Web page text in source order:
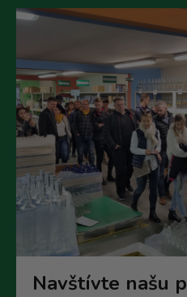
Navštívte našu